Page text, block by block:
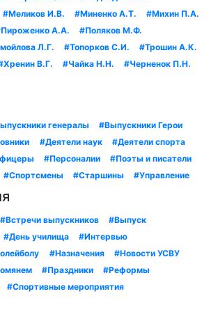
#Меликов И.В. #Миненко А.Т.
#Михин П.А.
А.А.
#Поляков М.Ф.
Л.Г. #Топорков С.И.
#Трошин А.К.
В.Г. #Чайка Н.Н.
#Черненок П.Н.
генералы
#Выпускники Герои
#Деятели наук
#Деятели спорта
#Персоналии
#Поэты и писатели
#Спортсмены #Старшины #Управление
#Встречи выпускников
#Выпуск
#День училища
#Интервью
#Назначения
#Новости УСВУ
#Праздники
#Реформы
#Спортивные мероприятия